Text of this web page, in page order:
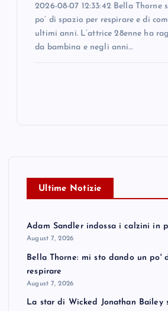
2026-08-07 12:33:42 Bella Thorne
po’ di spazio per respirare e di
ultimi anni. L’attrice 28enne ha
da bambina e negli anni…
Ultime Notizie
Adam Sandler indossa i calzini in
August 7, 2026
Bella Thorne: mi sto dando un po'
respirare
August 7, 2026
La star di Wicked Jonathan Bailey